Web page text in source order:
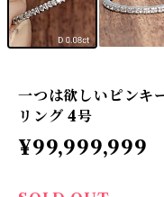
一つは欲しいピン
リング 4号
¥99,999,999